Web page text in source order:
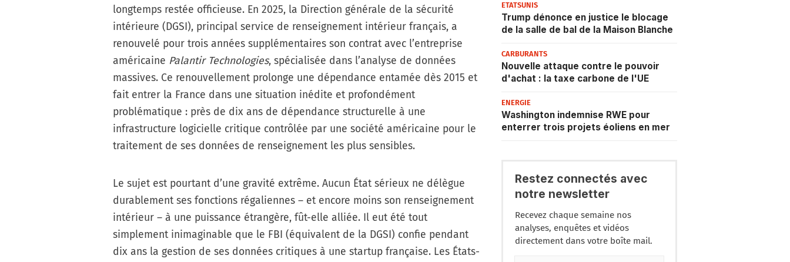
longtemps restée officieuse. En 2025, la Direction générale de la sécurité
intérieure (DGSI), principal service de renseignement intérieur français, a
renouvelé pour trois années supplémentaires son contrat avec l’entreprise
américaine Palantir Technologies, spécialisée dans l’analyse de données
massives. Ce renouvellement prolonge une dépendance entamée dès 2015 et
fait entrer la France dans une situation inédite et profondément
problématique : près de dix ans de dépendance structurelle à une
infrastructure logicielle critique contrôlée par une société américaine pour le
traitement de ses données de renseignement les plus sensibles.
Le sujet est pourtant d’une gravité extrême. Aucun État sérieux ne délègue
durablement ses fonctions régaliennes – et encore moins son renseignement
intérieur – à une puissance étrangère, fût-elle alliée. Il eut été tout
simplement inimaginable que le FBI (équivalent de la DGSI) confie pendant
dix ans la gestion de ses données critiques à une startup française. Les États-
ETATSUNIS
Trump dénonce en justice le blocage
de la salle de bal de la Maison Blanche
CARBURANTS
Nouvelle attaque contre le pouvoir
d'achat : la taxe carbone de l'UE
ENERGIE
Washington indemnise RWE pour
enterrer trois projets éoliens en mer
Restez connectés avec
notre newsletter
Recevez chaque semaine nos
analyses, enquêtes et vidéos
directement dans votre boîte mail.